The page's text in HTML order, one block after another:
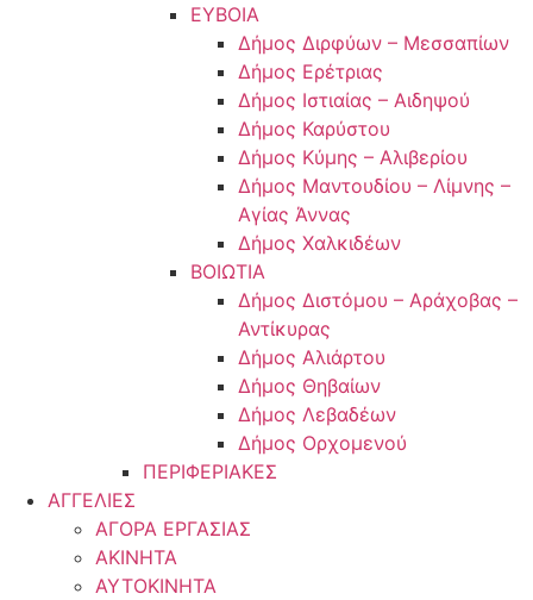
ΕΥΒΟΙΑ
Δήμος Διρφύων – Μεσσαπίων
Δήμος Ερέτριας
Δήμος Ιστιαίας – Αιδηψού
Δήμος Καρύστου
Δήμος Κύμης – Αλιβερίου
Δήμος Μαντουδίου – Λίμνης –
Αγίας Άννας
Δήμος Χαλκιδέων
ΒΟΙΩΤΙΑ
Δήμος Διστόμου – Αράχοβας –
Αντίκυρας
Δήμος Αλιάρτου
Δήμος Θηβαίων
Δήμος Λεβαδέων
Δήμος Ορχομενού
ΠΕΡΙΦΕΡΙΑΚΕΣ
ΑΓΓΕΛΙΕΣ
ΑΓΟΡΑ ΕΡΓΑΣΙΑΣ
ΑΚΙΝΗΤΑ
ΑΥΤΟΚΙΝΗΤΑ